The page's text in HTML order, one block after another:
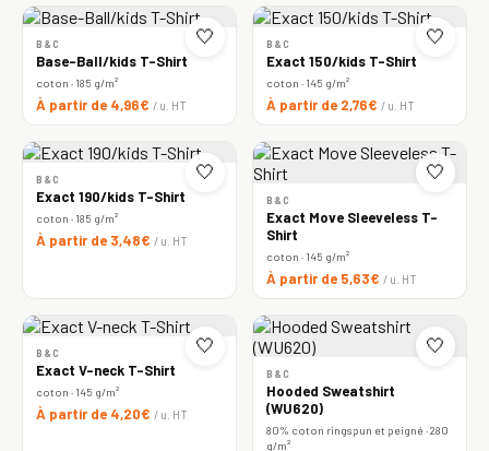
🤍
B&C
Base-Ball/kids T-Shirt
coton · 185 g/m²
À partir de 4,96€ / u. HT
🤍
B&C
Exact 150/kids T-Shirt
coton · 145 g/m²
À partir de 2,76€ / u. HT
🤍
B&C
Exact 190/kids T-Shirt
coton · 185 g/m²
À partir de 3,48€ / u. HT
🤍
B&C
Exact Move Sleeveless T-
Shirt
coton · 145 g/m²
À partir de 5,63€ / u. HT
🤍
B&C
Exact V-neck T-Shirt
coton · 145 g/m²
À partir de 4,20€ / u. HT
🤍
B&C
Hooded Sweatshirt
(WU620)
80% coton ringspun et peigné · 280
g/m²